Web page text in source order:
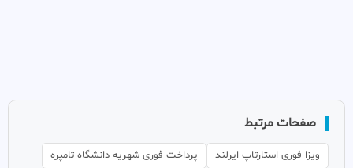
صفحات مرتبط
ویزا فوری استارتاپ ایرلند
پرداخت فوری شهریه دانشگاه تامپره